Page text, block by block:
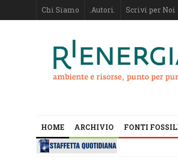
Chi Siamo .Autori. Scrivi per Noi
HOME ARCHIVIO FONTI